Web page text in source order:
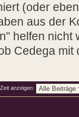
(oder
aus der
helfen nicht
Cedega
anzeigen: